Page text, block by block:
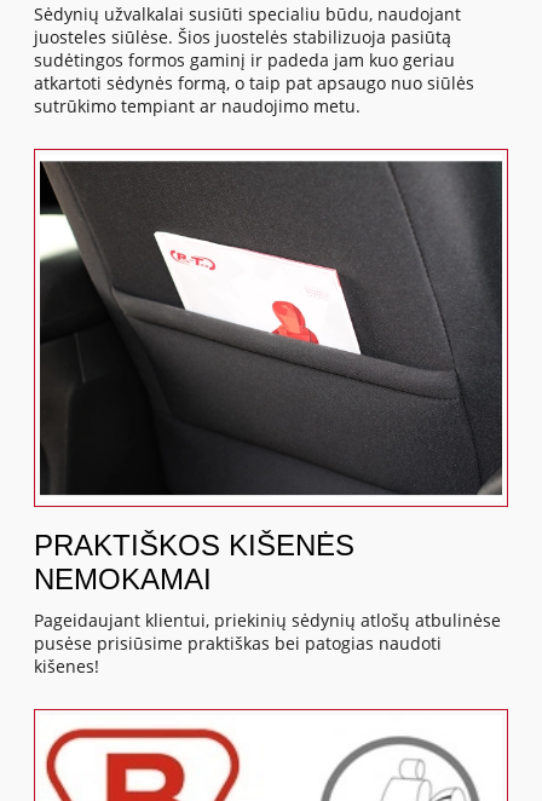
Sėdynių užvalkalai susiūti specialiu būdu, naudojant
juosteles siūlėse. Šios juostelės stabilizuoja pasiūtą
sudėtingos formos gaminį ir padeda jam kuo geriau
atkartoti sėdynės formą, o taip pat apsaugo nuo siūlės
sutrūkimo tempiant ar naudojimo metu.
PRAKTIŠKOS KIŠENĖS
NEMOKAMAI
Pageidaujant klientui, priekinių sėdynių atlošų atbulinėse
pusėse prisiūsime praktiškas bei patogias naudoti
kišenes!